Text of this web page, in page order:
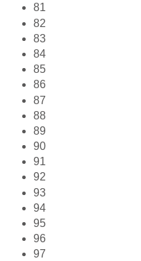
81
82
83
84
85
86
87
88
89
90
91
92
93
94
95
96
97